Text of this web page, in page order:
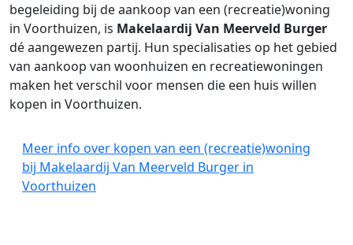
begeleiding bij de aankoop van een (recreatie)woning
in Voorthuizen, is Makelaardij Van Meerveld Burger
dé aangewezen partij. Hun specialisaties op het gebied
van aankoop van woonhuizen en recreatiewoningen
maken het verschil voor mensen die een huis willen
kopen in Voorthuizen.
Meer info over kopen van een (recreatie)woning
bij Makelaardij Van Meerveld Burger in
Voorthuizen